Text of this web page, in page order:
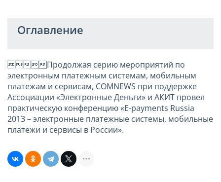
Оглавление
Продолжая серию мероприятий по
электронным платежным системам, мобильным
платежам и сервисам, COMNEWS при поддержке
Ассоциации «Электронные Деньги» и АКИТ провел
практическую конференцию «E-payments Russia
2013 – электронные платежные системы, мобильные
платежи и сервисы в России».